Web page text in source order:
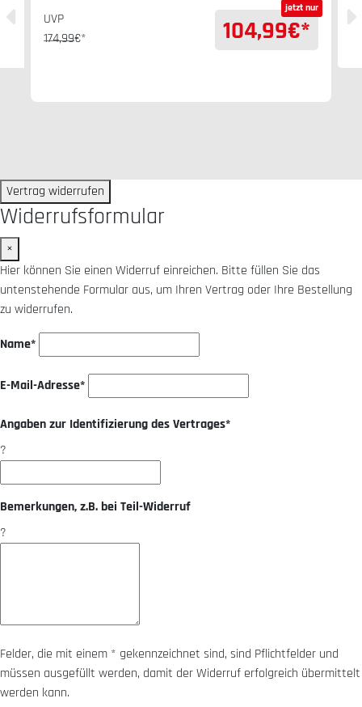
UVP
174,99€*
jetzt nur
104,99€*
Vertrag widerrufen
Widerrufsformular
×
Hier können Sie einen Widerruf einreichen. Bitte füllen Sie das
untenstehende Formular aus, um Ihren Vertrag oder Ihre Bestellung
zu widerrufen.
Name*
E-Mail-Adresse*
Angaben zur Identifizierung des Vertrages*
?
Bemerkungen, z.B. bei Teil-Widerruf
?
Felder, die mit einem * gekennzeichnet sind, sind Pflichtfelder und
müssen ausgefüllt werden, damit der Widerruf erfolgreich übermittelt
werden kann.